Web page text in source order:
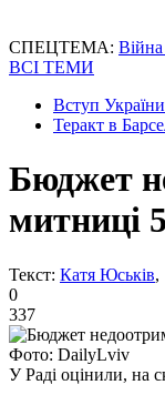
СПЕЦТЕМА: Війна
ВСІ ТЕМИ
Вступ
Теракт в
Бюджет
митниці
Текст: Катя Юськів,
0
337
Фото: DailyLviv
У Раді оцінили, на